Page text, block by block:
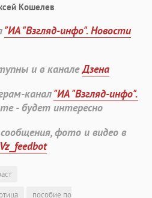
Кошелев
"ИА "Взгляд-инфо". Новости
и в каналеДзена
канал"ИА "Взгляд-инфо".
- будет интересно
фото и видео в
пособие по